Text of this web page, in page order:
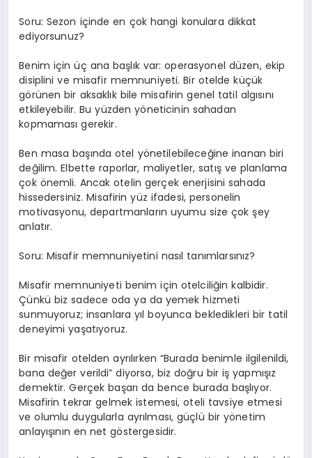
Soru: Sezon içinde en çok hangi konulara dikkat
ediyorsunuz?
Benim için üç ana başlık var: operasyonel düzen, ekip
disiplini ve misafir memnuniyeti. Bir otelde küçük
görünen bir aksaklık bile misafirin genel tatil algısını
etkileyebilir. Bu yüzden yöneticinin sahadan
kopmaması gerekir.
Ben masa başında otel yönetilebileceğine inanan biri
değilim. Elbette raporlar, maliyetler, satış ve planlama
çok önemli. Ancak otelin gerçek enerjisini sahada
hissedersiniz. Misafirin yüz ifadesi, personelin
motivasyonu, departmanların uyumu size çok şey
anlatır.
Soru: Misafir memnuniyetini nasıl tanımlarsınız?
Misafir memnuniyeti benim için otelciliğin kalbidir.
Çünkü biz sadece oda ya da yemek hizmeti
sunmuyoruz; insanlara yıl boyunca bekledikleri bir tatil
deneyimi yaşatıyoruz.
Bir misafir otelden ayrılırken “Burada benimle ilgilenildi,
bana değer verildi” diyorsa, biz doğru bir iş yapmışız
demektir. Gerçek başarı da bence burada başlıyor.
Misafirin tekrar gelmek istemesi, oteli tavsiye etmesi
ve olumlu duygularla ayrılması, güçlü bir yönetim
anlayışının en net göstergesidir.